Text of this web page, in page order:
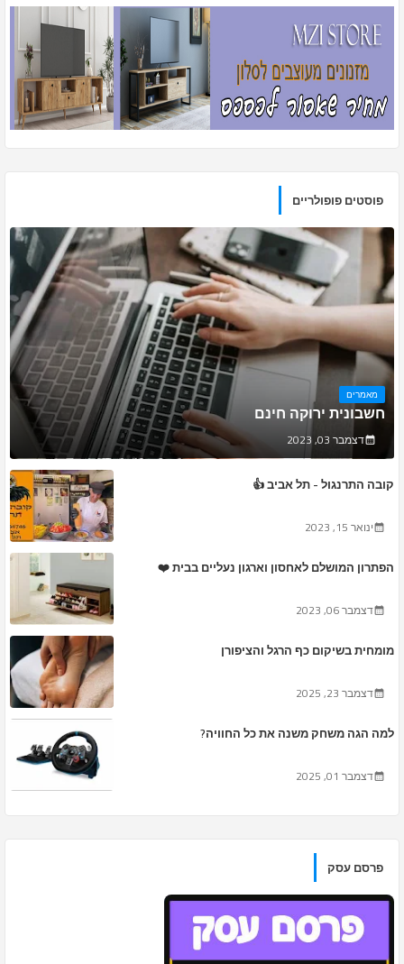
פוסטים פופולריים
מאמרים
חשבונית ירוקה חינם
דצמבר 03, 2023
קובה התרנגול - תל אביב 👍
ינואר 15, 2023
הפתרון המושלם לאחסון וארגון נעליים בבית ❤️
דצמבר 06, 2023
מומחית בשיקום כף הרגל והציפורן
דצמבר 23, 2025
למה הגה משחק משנה את כל החוויה?
דצמבר 01, 2025
פרסם עסק